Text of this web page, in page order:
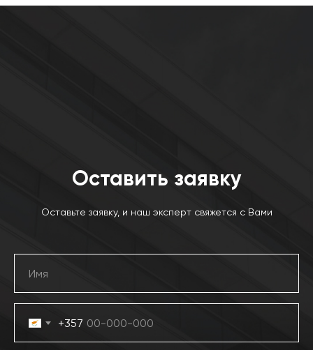
Оставить заявку
Оставьте заявку, и наш эксперт свяжется с Вами
+357